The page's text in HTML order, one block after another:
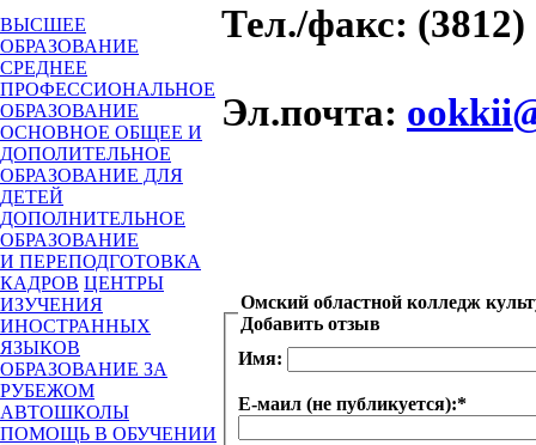
ВЫСШЕЕ
ОБРАЗОВАНИЕ
СРЕДНЕЕ
ПРОФЕССИОНАЛЬНОЕ
ОБРАЗОВАНИЕ
ОСНОВНОЕ ОБЩЕЕ И
ДОПОЛИТЕЛЬНОЕ
ОБРАЗОВАНИЕ ДЛЯ
ДЕТЕЙ
ДОПОЛНИТЕЛЬНОЕ
ОБРАЗОВАНИЕ
И ПЕРЕПОДГОТОВКА
КАДРОВ ЦЕНТРЫ
ИЗУЧЕНИЯ
ИНОСТРАННЫХ
ЯЗЫКОВ
ОБРАЗОВАНИЕ ЗА
РУБЕЖОМ
АВТОШКОЛЫ
ПОМОЩЬ В ОБУЧЕНИИ
Тел./факс: (3812)
Эл.почта:
Омский областной колледж
Добавить отзыв
Имя:
Е-маил (не публикуется):*